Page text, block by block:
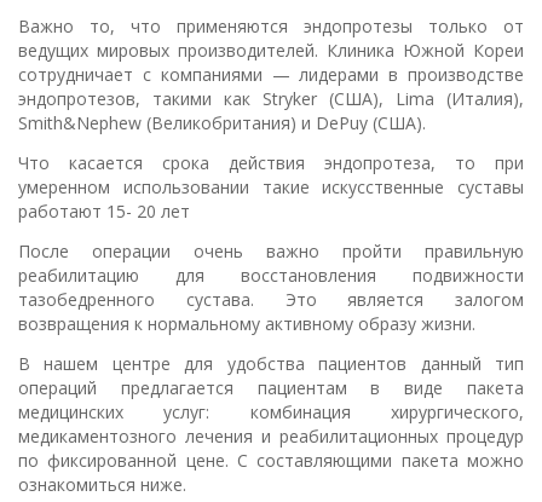
Важно то, что применяются эндопротезы только от
ведущих мировых производителей. Клиника Южной Кореи
сотрудничает с компаниями — лидерами в производстве
эндопротезов, такими как Stryker (США), Lima (Италия),
Smith&Nephew (Великобритания) и DePuy (США).
Что касается срока действия эндопротеза, то при
умеренном использовании такие искусственные суставы
работают 15- 20 лет
После операции очень важно пройти правильную
реабилитацию для восстановления подвижности
тазобедренного сустава. Это является залогом
возвращения к нормальному активному образу жизни.
В нашем центре для удобства пациентов данный тип
операций предлагается пациентам в виде пакета
медицинских услуг: комбинация хирургического,
медикаментозного лечения и реабилитационных процедур
по фиксированной цене. С составляющими пакета можно
ознакомиться ниже.